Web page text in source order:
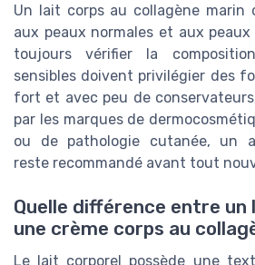
Un lait corps au collagène marin
aux peaux normales et aux
toujours vérifier la
sensibles doivent privilégier des
fort et avec peu de
par les marques de
ou de pathologie cutanée, un
reste recommandé avant tout
Quelle différence entre
une crème corps au
Le lait corporel possède une